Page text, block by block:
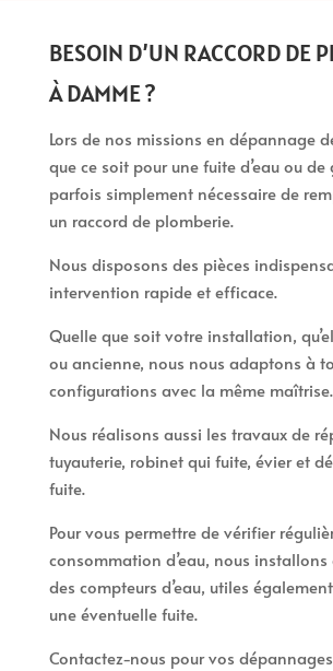
BESOIN D’UN RACCORD DE
À DAMME ?
Lors de nos missions en dépannage
que ce soit pour une fuite d’eau ou de
parfois simplement nécessaire de
un raccord de plomberie.
Nous disposons des pièces
intervention rapide et efficace.
Quelle que soit votre installation,
ou ancienne, nous nous adaptons à
configurations avec la même maîtrise.
Nous réalisons aussi les travaux de
tuyauterie, robinet qui fuite, évier et
fuite.
Pour vous permettre de vérifier
consommation d’eau, nous
des compteurs d’eau, utiles
une éventuelle fuite.
Contactez-nous pour vos